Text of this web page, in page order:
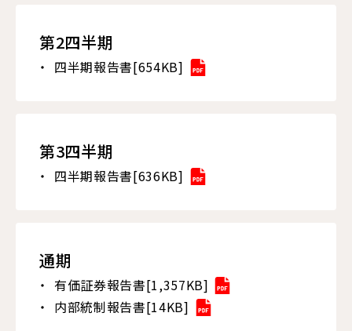
第2四半期
四半期報告書[654KB]
第3四半期
四半期報告書[636KB]
通期
有価証券報告書[1,357KB]
内部統制報告書[14KB]